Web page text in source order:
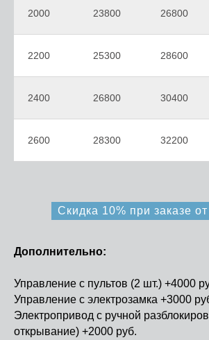
2000 23800 26800
2200 25300 28600
2400 26800 30400
2600 28300 32200
Скидка 10% при заказе
Дополнительно:
Управление с пультов (2 шт.) +4000
Управление с электрозамка +3000
Электропривод с ручной
открывание) +2000 руб.